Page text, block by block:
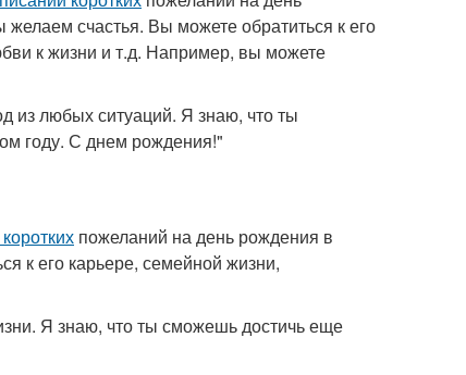
счастья. Вы можете обратиться к его
к жизни и т.д. Например, вы можете
из любых ситуаций. Я знаю, что ты
году. С днем рождения!"
пожеланий на день рождения в
к его карьере, семейной жизни,
Я знаю, что ты сможешь достичь еще